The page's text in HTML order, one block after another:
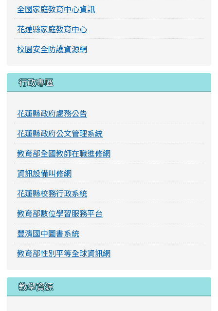
全國家庭教育中心資訊
花蓮縣家庭教育中心
校園安全防護資源網
行政專區
花蓮縣政府處務公告
花蓮縣政府公文管理系統
教育部全國教師在職進修網
資訊設備叫修網
花蓮縣校務行政系統
教育部數位學習服務平台
豐濱國中圖書系統
教育部性別平等全球資訊網
教學資源